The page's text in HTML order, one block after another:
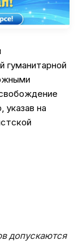
гуманитарной
на
допускаются